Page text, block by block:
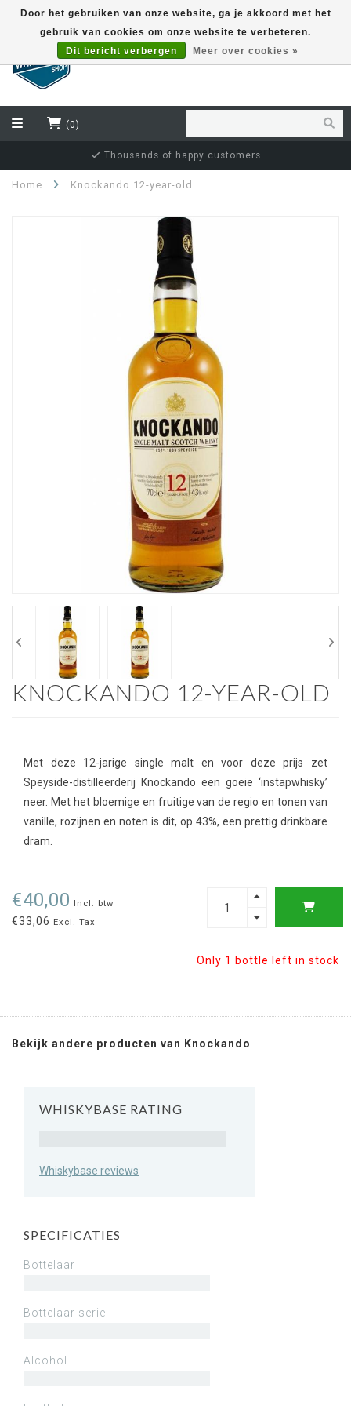
(0)
Thousands of happy customers
Home Knockando 12-year-old
KNOCKANDO 12-YEAR-OLD
Met deze 12-jarige single malt en voor deze prijs zet
Speyside-distilleerderij Knockando een goeie ‘instapwhisky’
neer. Met het bloemige en fruitige van de regio en tonen van
vanille, rozijnen en noten is dit, op 43%, een prettig drinkbare
dram.
€40,00 Incl. btw
€33,06 Excl. Tax
Only 1 bottle left in stock
Bekijk andere producten van Knockando
WHISKYBASE RATING
Whiskybase reviews
SPECIFICATIES
Bottelaar
Bottelaar serie
Alcohol
Door het gebruiken van onze website, ga je akkoord met het
gebruik van cookies om onze website te verbeteren.
Dit bericht verbergen
Meer over cookies »